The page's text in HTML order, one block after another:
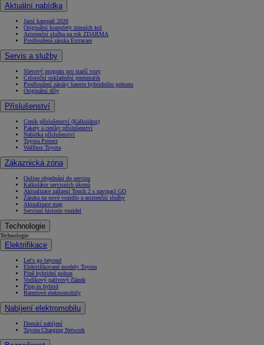
Aktuální nabídka
Jarní kampaň 2026
Originální komplety zimních kol
Asistenční služba na rok ZDARMA
Prodloužená záruka Extracare
Servis a služby
Slevový program pro starší vozy
Celoroční uskladnění pneumatik
Prodloužení záruky baterie hybridního pohonu
Originální díly
Příslušenství
Ceník příslušenství (Kalkulátor)
Pakety a ceníky příslušenství
Nabídka příslušenství
Toyota Protect
Wallbox Toyota
Zákaznická zóna
Online objednání do servisu
Kalkulátor servisních úkonů
Aktualizace zařízení Touch 2 s navigací GO
Záruka na nové vozidlo a asistenční služby
Aktualizace map
Servisní historie vozidel
Technologie
Technologie
Elektrifikace
Let's go beyond
Elektrifikované modely Toyota
Plně hybridní pohon
Vodíkový palivový článek
Plug-in hybrid
Bateriové elektromobily
Nabíjení elektromobilu
Domácí nabíjení
Toyota Charging Network